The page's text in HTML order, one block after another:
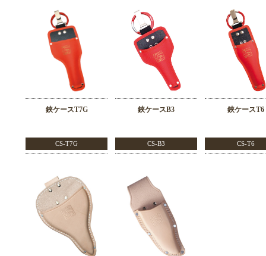
鋏ケースT7G
CS-T7G
鋏ケースB3
CS-B3
鋏ケースT6
CS-T6